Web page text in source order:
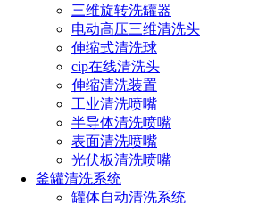
三维旋转洗罐器
电动高压三维清洗头
伸缩式清洗球
cip在线清洗头
伸缩清洗装置
工业清洗喷嘴
半导体清洗喷嘴
表面清洗喷嘴
光伏板清洗喷嘴
釜罐清洗系统
罐体自动清洗系统
二、水泥厂脱硝喷枪的优势
1. 高效脱硝：水泥厂脱硝喷枪能够将
标区域，确保脱硝剂与NOx充分接触，从
2. 节约资源：通过精确控制脱硝剂的
降低脱硝剂的消耗，节约生产成本。
3. 易于维护：水泥厂脱硝喷枪采用耐
造，具有良好的耐用性。同时，喷枪结构
和拆卸，降低了维护难度。